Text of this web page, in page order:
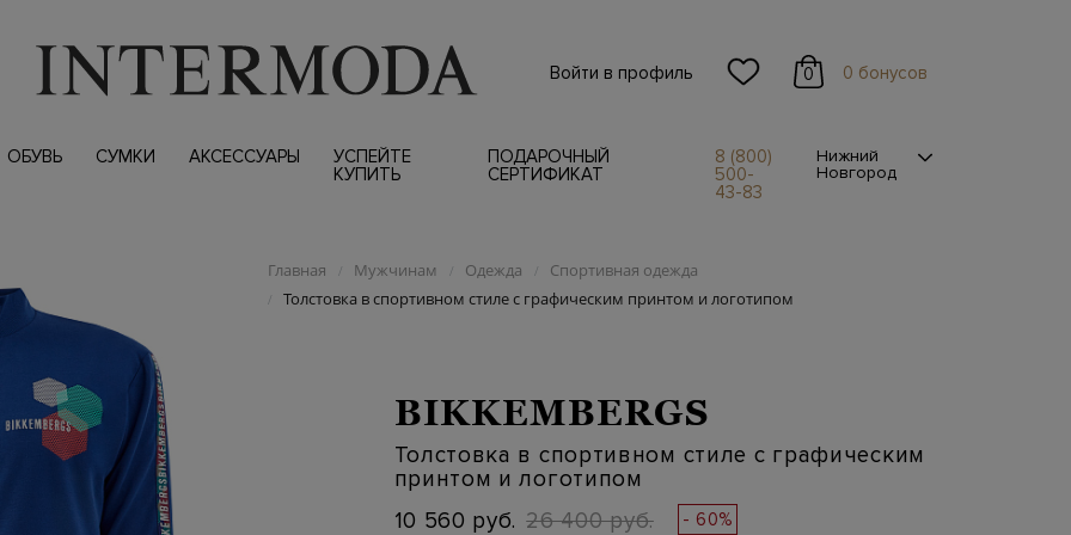
Войти в профиль 0 0 бонусов
ОБУВЬ СУМКИ АКСЕССУАРЫ
УСПЕЙТЕ
КУПИТЬ
ПОДАРОЧНЫЙ
СЕРТИФИКАТ
8 (800)
500-
43-83
Нижний
Новгород
Главная / Мужчинам / Одежда / Спортивная одежда
/ Толстовка в спортивном стиле с графическим принтом и логотипом
BIKKEMBERGS
Толстовка в спортивном стиле с графическим
принтом и логотипом
10 560 руб. 26 400 руб. - 60%